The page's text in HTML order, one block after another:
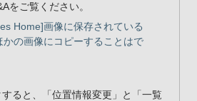
をご覧ください。
Home]画像に保存されている
かの画像にコピーすることはで
ると、「位置情報変更」と「一覧